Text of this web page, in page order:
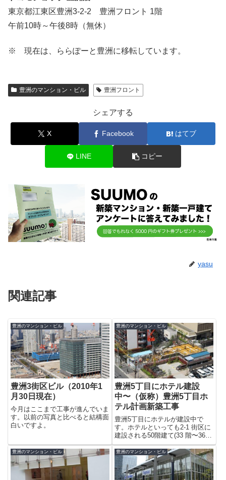
東京都江東区豊洲3-2-2 豊洲フロント 1階
午前10時～午後8時（無休）
※ 現在は、ららぽーと豊洲に移転しています。
豊洲のマンション・ビル 豊洲フロント
シェアする
X Facebook はてブ
LINE コピー
yasu
関連記事
豊洲のマンション・ビル
豊洲3街区ビル（2010年1
月30日現在）
今月はここまで工事が進んでいま
す。以前の写真と比べると結構面
白いですよ。
豊洲のマンション・ビル
豊洲5丁目にホテル建設
中〜（仮称）豊洲5丁目ホ
テル計画新築工事
豊洲5丁目にホテルが建設中で
す。ホテルといっても2‐1 街区に
建設される50階建て(33 階〜36
階がホテルになる予定)ではな
く、6階建てのビジネスホテルの
ようです。場所は、うるおいの木
かげ道路にあるメトロコープ第一
豊洲を通り過ぎたすぐの...
豊洲のマンション・ビル 豊洲のマンション・ビル